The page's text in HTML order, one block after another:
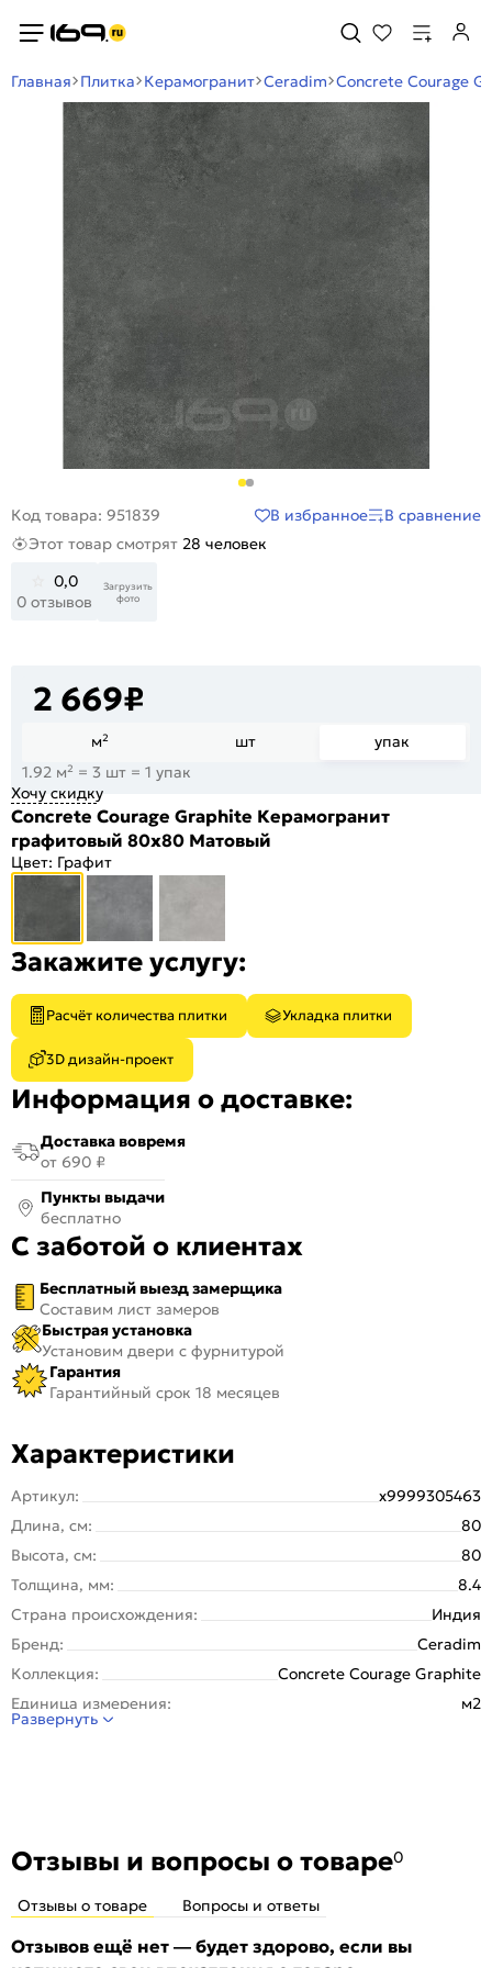
Главная Плитка Керамогранит Ceradim Concrete Courage
Код товара: 951839 В избранное
В сравнение
Этот товар смотрят 28 человек
0,0
0 отзывов
Загрузить
фото
2 669₽
м² шт
упак
1.92 м² = 3 шт = 1 упак
Хочу скидку
Concrete Courage Graphite Керамогранит
графитовый 80х80 Матовый
Цвет: Графит
Закажите услугу:
Расчёт количества плитки Укладка плитки
3D дизайн-проект
Информация о доставке:
Доставка вовремя
от 690 ₽
Пункты выдачи
бесплатно
С заботой о клиентах
Бесплатный выезд замерщика
Составим лист замеров
Быстрая установка
Установим двери с фурнитурой
Гарантия
Гарантийный срок 18 месяцев
Характеристики
Артикул:
х9999305463
Длина, см:
80
Высота, см:
80
Толщина, мм:
8.4
Страна происхождения:
Индия
Бренд:
Ceradim
Коллекция:
Concrete Courage Graphite
Единица измерения:
м2
Назначение:
Вес 1 штуки, кг:
Материал:
Рисунок:
Развернуть
Отзывы и вопросы о товаре0
Отзывы о товаре Вопросы и ответы
Отзывов ещё нет — будет здорово, если вы